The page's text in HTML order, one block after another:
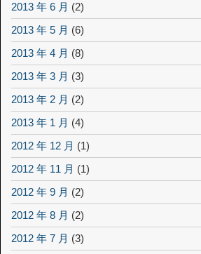
2013 年 6 月 (2)
2013 年 5 月 (6)
2013 年 4 月 (8)
2013 年 3 月 (3)
2013 年 2 月 (2)
2013 年 1 月 (4)
2012 年 12 月 (1)
2012 年 11 月 (1)
2012 年 9 月 (2)
2012 年 8 月 (2)
2012 年 7 月 (3)